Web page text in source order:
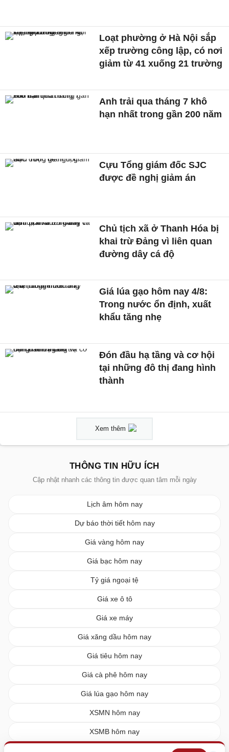
Loạt phường ở Hà Nội sắp
xếp trường công lập, có nơi
giảm từ 41 xuống 21 trường
Anh trải qua tháng 7 khô
hạn nhất trong gần 200 năm
Cựu Tổng giám đốc SJC
được đề nghị giảm án
Chủ tịch xã ở Thanh Hóa bị
khai trừ Đảng vì liên quan
đường dây cá độ
Giá lúa gạo hôm nay 4/8:
Trong nước ổn định, xuất
khẩu tăng nhẹ
Đón đầu hạ tầng và cơ hội
tại những đô thị đang hình
thành
Xem thêm
THÔNG TIN HỮU ÍCH
Cập nhật nhanh các thông tin được quan tâm mỗi ngày
Lịch âm hôm nay
Dự báo thời tiết hôm nay
Giá vàng hôm nay
Giá bạc hôm nay
Tỷ giá ngoại tệ
Giá xe ô tô
Giá xe máy
Giá xăng dầu hôm nay
Giá tiêu hôm nay
Giá cà phê hôm nay
Giá lúa gạo hôm nay
XSMN hôm nay
XSMB hôm nay